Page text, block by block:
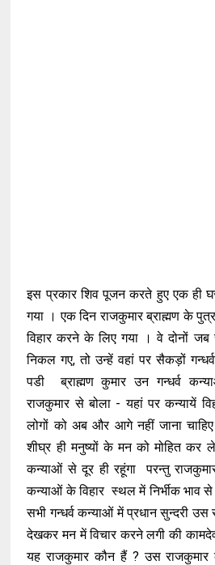
इस प्रकार शिव पूजन करते हुए एक ही
गया । एक दिन राजकुमार ब्राह्मण के
विहार करने के लिए गया । वे दोनों
निकल गए, तो उन्हें वहां पर सैकड़ों
पडी ब्राह्मण कुमार उन गन्धर्व
राजकुमार से बोला - यहां पर कन्यायें
लोगों को अब और आगे नहीं जाना
शीघ्र ही मनुष्यों के मन को मोहित कर
कन्याओं से दूर ही रहूंगा परन्तु
कन्याओं के विहार स्थल में निर्भीक भाव
सभी गन्धर्व कन्याओं में प्रधान सुन्दरी
देखकर मन में विचार करने लगी की
यह राजकुमार कौन हैं ? उस